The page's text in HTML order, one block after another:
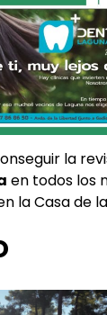
la
en todos los
la Casa de